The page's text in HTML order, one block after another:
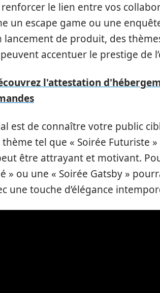
renforcer le lien entre vos
un escape game ou une
lancement de produit, des
accentuer le prestige de
l'attestation
est de connaître votre public
tel que « Soirée Futuriste
être attrayant et motivant.
» ou une « Soirée Gatsby »
une touche d’élégance